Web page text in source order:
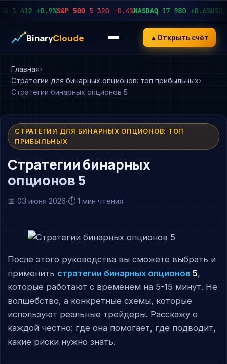
412 +0.9%S&P 500 5 320 −0.4%NASDAQ 17 980 +0.6%USD/RUB
BinaryCloude ▲ Открыть счёт
Главная
Стратегии для бинарных опционов: топ прибыльных
Стратегии бинарных опционов 5
СТРАТЕГИИ ДЛЯ БИНАРНЫХ ОПЦИОНОВ: ТОП
ПРИБЫЛЬНЫХ
Стратегии бинарных
опционов 5
📅03 июня 2026·⏱ 1 мин чтения
После этого руководства вы сможете выбрать и
применить стратегии бинарных опционов 5,
которые работают с временем на 5-15 минут. Не
волшебство, а конкретные схемы, которые
используют реальные трейдеры. Расскажу о
каждой честно: где она помогает, где подводит,
какие риски нужно знать.